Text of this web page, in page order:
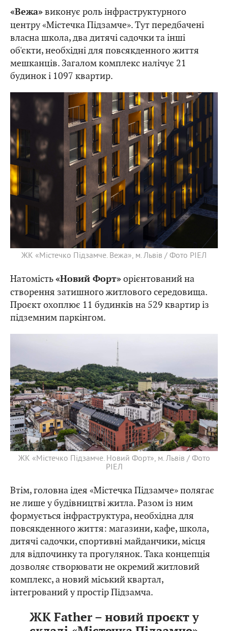
«Вежа»виконує роль інфраструктурного
центру «Містечка Підзамче». Тут передбачені
власна школа, два дитячі садочки та інші
об'єкти, необхідні для повсякденного життя
мешканців. Загалом комплекс налічує 21
будинок і 1097 квартир.
ЖК «Містечко Підзамче. Вежа», м. Львів / Фото РІЕЛ
Натомість«Новий Форт»орієнтований на
створення затишного житлового середовища.
Проєкт охоплює 11 будинків на 529 квартир із
підземним паркінгом.
ЖК «Містечко Підзамче. Новий Форт», м. Львів / Фото
РІЕЛ
Втім, головна ідея «Містечка Підзамче» полягає
не лише у будівництві житла. Разом із ним
формується інфраструктура, необхідна для
повсякденного життя: магазини, кафе, школа,
дитячі садочки, спортивні майданчики, місця
для відпочинку та прогулянок. Така концепція
дозволяє створювати не окремий житловий
комплекс, а новий міський квартал,
інтегрований у простір Підзамча.
ЖК Father – новий проєкт у